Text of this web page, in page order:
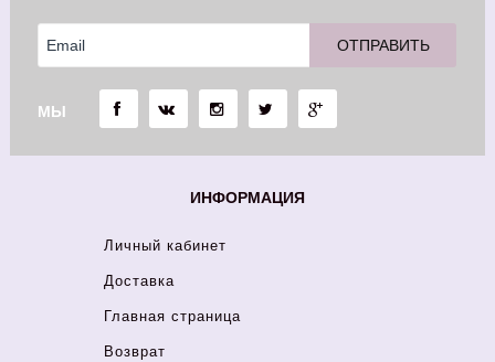
МЫ
ИНФОРМАЦИЯ
Личный кабинет
Доставка
Главная страница
Возврат